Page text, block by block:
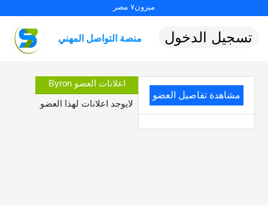
ميزون٧ مصر
منصة التواصل المهني تسجيل الدخول
مشاهدة تفاصيل العضو
اعلانات العضو Byron
لايوجد اعلانات لهذا العضو